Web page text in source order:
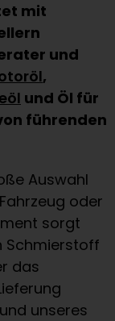
mit
und
,
und Öl für
führenden
Auswahl
oder
sorgt
Schmierstoff
das
unseres